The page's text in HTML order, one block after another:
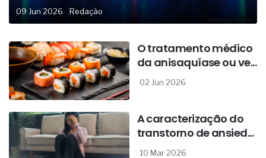
09 Jun 2026 Redação
O tratamento médico
da anisaquíase ou ve...
02 Jun 2026
A caracterização do
transtorno de ansied...
10 Mar 2026